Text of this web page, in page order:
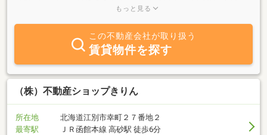
保証人ナシ物件などどんな条件でも当店自慢の女性スタッフが親
もっと見る
この不動産会社が取り扱う
賃貸物件を探す
（株）不動産ショップきりん
所在地
北海道江別市幸町２７番地２
最寄駅
ＪＲ函館本線 高砂駅 徒歩6分